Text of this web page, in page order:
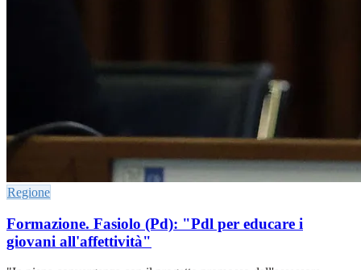
Regione
Formazione. Fasiolo (Pd): "Pdl per educare i
giovani all'affettività"